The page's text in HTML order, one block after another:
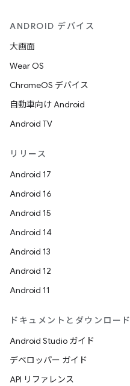
ANDROID デバイス
大画面
Wear OS
ChromeOS デバイス
自動車向け Android
Android TV
リリース
Android 17
Android 16
Android 15
Android 14
Android 13
Android 12
Android 11
ドキュメントとダウンロード
Android Studio ガイド
デベロッパー ガイド
API リファレンス